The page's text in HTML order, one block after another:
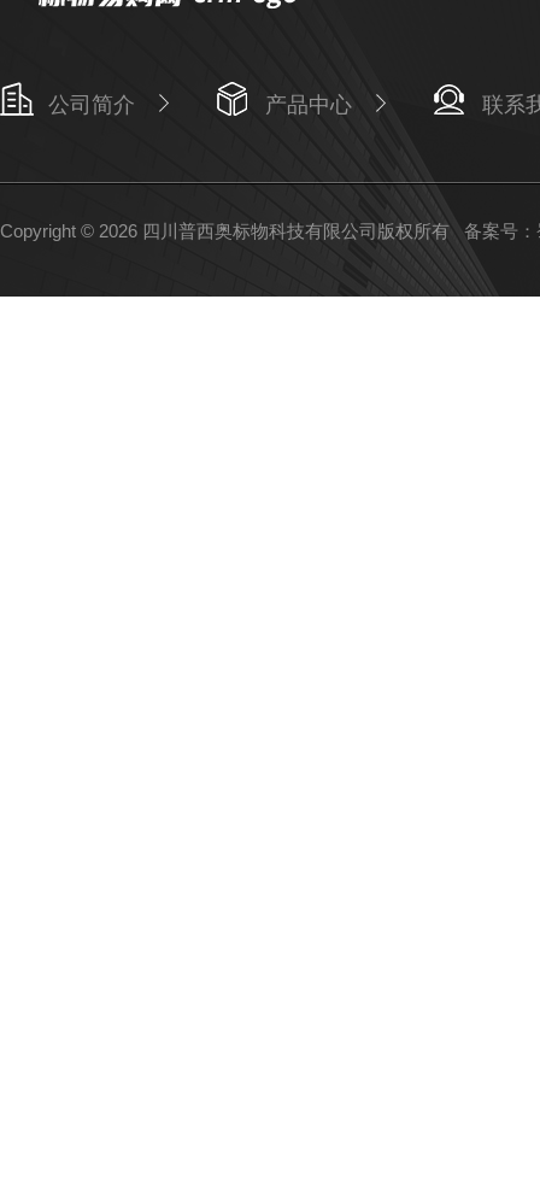
公司简介 产品中心 联系
Copyright © 2026 四川普西奥标物科技有限公司版权所有 备案号：